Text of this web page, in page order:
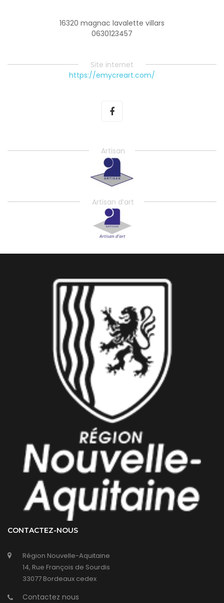
16320 magnac lavalette villars
0630123457
Site internet
https://emycreart.com/
Artisan
Artisan d’art
CONTACTEZ-NOUS
Région Nouvelle-Aquitaine
14, Rue François de Sourdis
33077 Bordeaux cedex
Contactez nous